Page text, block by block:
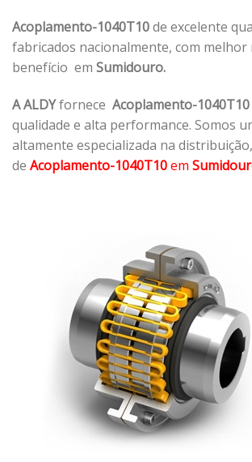
Acoplamento-1040T10de excelente
fabricados nacionalmente, com melhor
benefício em Sumidouro.
A ALDYfornece Acoplamento-1040T10
qualidade e alta performance. Somos
altamente especializada na
de Acoplamento-1040T10em